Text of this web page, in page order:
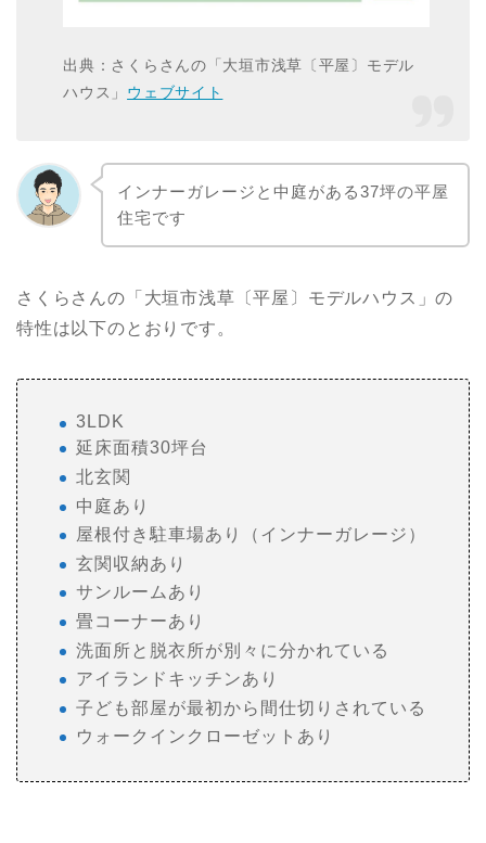
出典：さくらさんの「大垣市浅草〔平屋〕モデル
ハウス」 ウェブサイト
インナーガレージと中庭がある37坪の平屋
住宅です
さくらさんの「大垣市浅草〔平屋〕モデルハウス」の
特性は以下のとおりです。
3LDK
延床面積30坪台
北玄関
中庭あり
屋根付き駐車場あり（インナーガレージ）
玄関収納あり
サンルームあり
畳コーナーあり
洗面所と脱衣所が別々に分かれている
アイランドキッチンあり
子ども部屋が最初から間仕切りされている
ウォークインクローゼットあり